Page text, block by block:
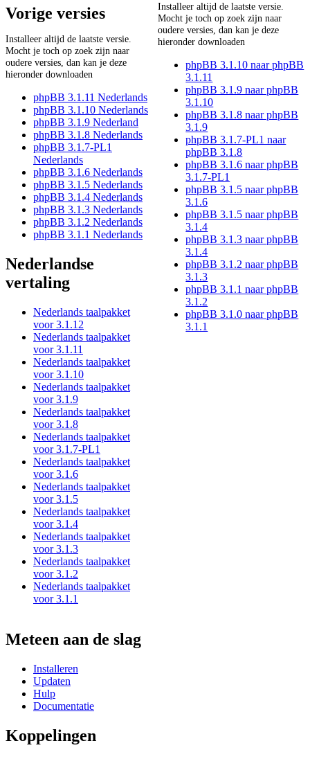
Vorige versies
Installeer altijd de laatste versie.
Mocht je toch op zoek zijn naar
oudere versies, dan kan je deze
hieronder downloaden
phpBB 3.1.11 Nederlands
phpBB 3.1.10 Nederlands
phpBB 3.1.9 Nederland
phpBB 3.1.8 Nederlands
phpBB 3.1.7-PL1
Nederlands
phpBB 3.1.6 Nederlands
phpBB 3.1.5 Nederlands
phpBB 3.1.4 Nederlands
phpBB 3.1.3 Nederlands
phpBB 3.1.2 Nederlands
phpBB 3.1.1 Nederlands
Nederlandse
vertaling
Nederlands taalpakket
voor 3.1.12
Nederlands taalpakket
voor 3.1.11
Nederlands taalpakket
voor 3.1.10
Nederlands taalpakket
voor 3.1.9
Nederlands taalpakket
voor 3.1.8
Nederlands taalpakket
voor 3.1.7-PL1
Nederlands taalpakket
voor 3.1.6
Nederlands taalpakket
voor 3.1.5
Nederlands taalpakket
voor 3.1.4
Nederlands taalpakket
voor 3.1.3
Nederlands taalpakket
voor 3.1.2
Nederlands taalpakket
voor 3.1.1
Installeer altijd de laatste versie.
Mocht je toch op zoek zijn naar
oudere versies, dan kan je deze
hieronder downloaden
phpBB 3.1.10 naar phpBB
3.1.11
phpBB 3.1.9 naar phpBB
3.1.10
phpBB 3.1.8 naar phpBB
3.1.9
phpBB 3.1.7-PL1 naar
phpBB 3.1.8
phpBB 3.1.6 naar phpBB
3.1.7-PL1
phpBB 3.1.5 naar phpBB
3.1.6
phpBB 3.1.5 naar phpBB
3.1.4
phpBB 3.1.3 naar phpBB
3.1.4
phpBB 3.1.2 naar phpBB
3.1.3
phpBB 3.1.1 naar phpBB
3.1.2
phpBB 3.1.0 naar phpBB
3.1.1
Meteen aan de slag
Installeren
Updaten
Hulp
Documentatie
Koppelingen